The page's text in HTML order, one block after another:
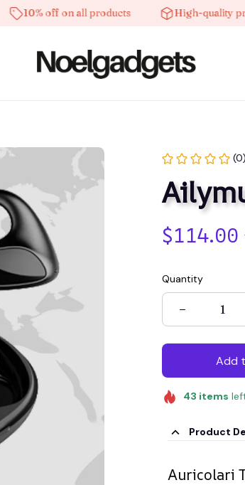
10% off on all products High-quality
$114.00
Quantity
Add
43 items
Product
Auricolari